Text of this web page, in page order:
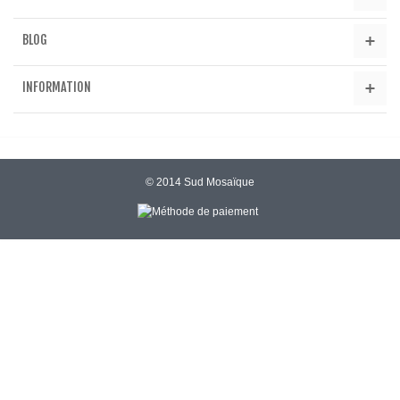
BLOG
INFORMATION
© 2014 Sud Mosaïque